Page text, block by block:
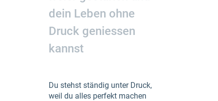
dein Leben ohne
Druck geniessen
kannst
Du stehst ständig unter Druck,
weil du alles perfekt machen